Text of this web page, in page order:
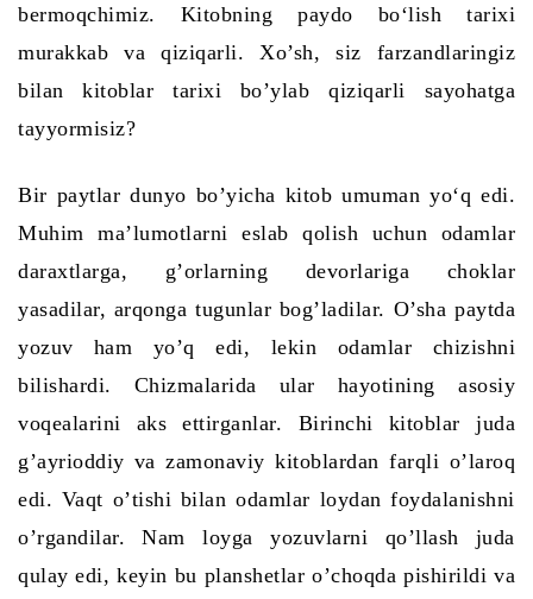
bermoqchimiz. Kitobning paydo bo‘lish tarixi
murakkab va qiziqarli. Xo’sh, siz farzandlaringiz
bilan kitoblar tarixi bo’ylab qiziqarli sayohatga
tayyormisiz?
Bir paytlar dunyo bo’yicha kitob umuman yo‘q edi.
Muhim ma’lumotlarni eslab qolish uchun odamlar
daraxtlarga, g’orlarning devorlariga choklar
yasadilar, arqonga tugunlar bog’ladilar. O’sha paytda
yozuv ham yo’q edi, lekin odamlar chizishni
bilishardi. Chizmalarida ular hayotining asosiy
voqealarini aks ettirganlar. Birinchi kitoblar juda
g’ayrioddiy va zamonaviy kitoblardan farqli o’laroq
edi. Vaqt o’tishi bilan odamlar loydan foydalanishni
o’rgandilar. Nam loyga yozuvlarni qo’llash juda
qulay edi, keyin bu planshetlar o’choqda pishirildi va